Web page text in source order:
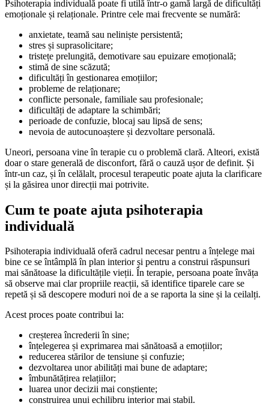
Psihoterapia individuală poate fi utilă într-o gamă largă de dificultăți
emoționale și relaționale. Printre cele mai frecvente se numără:
anxietate, teamă sau neliniște persistentă;
stres și suprasolicitare;
tristețe prelungită, demotivare sau epuizare emoțională;
stimă de sine scăzută;
dificultăți în gestionarea emoțiilor;
probleme de relaționare;
conflicte personale, familiale sau profesionale;
dificultăți de adaptare la schimbări;
perioade de confuzie, blocaj sau lipsă de sens;
nevoia de autocunoaștere și dezvoltare personală.
Uneori, persoana vine în terapie cu o problemă clară. Alteori, există
doar o stare generală de disconfort, fără o cauză ușor de definit. Și
într-un caz, și în celălalt, procesul terapeutic poate ajuta la clarificare
și la găsirea unor direcții mai potrivite.
Cum te poate ajuta psihoterapia
individuală
Psihoterapia individuală oferă cadrul necesar pentru a înțelege mai
bine ce se întâmplă în plan interior și pentru a construi răspunsuri
mai sănătoase la dificultățile vieții. În terapie, persoana poate învăța
să observe mai clar propriile reacții, să identifice tiparele care se
repetă și să descopere moduri noi de a se raporta la sine și la ceilalți.
Acest proces poate contribui la:
creșterea încrederii în sine;
înțelegerea și exprimarea mai sănătoasă a emoțiilor;
reducerea stărilor de tensiune și confuzie;
dezvoltarea unor abilități mai bune de adaptare;
îmbunătățirea relațiilor;
luarea unor decizii mai conștiente;
construirea unui echilibru interior mai stabil.